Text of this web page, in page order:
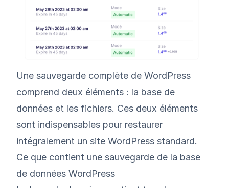
Une sauvegarde complète de WordPress
comprend deux éléments : la base de
données et les fichiers. Ces deux éléments
sont indispensables pour restaurer
intégralement un site WordPress standard.
Ce que contient une sauvegarde de la base
de données WordPress